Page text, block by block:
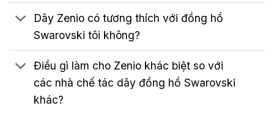
Dây Zenio có tương thích với đồng hồ
Swarovski tôi không?
Điều gì làm cho Zenio khác biệt so với
các nhà chế tác dây đồng hồ Swarovski
khác?